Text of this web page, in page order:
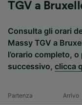
TGV a
Consulta gli orari
Massy TGV a
l’orario completo,
successivo, clicca
Partenza Arrivo